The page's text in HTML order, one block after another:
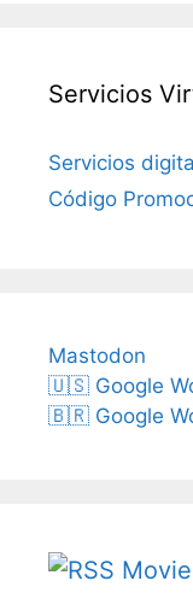
Servicios
Servicios
Código
Mastodon
🇺🇸 Google
🇧🇷 Google